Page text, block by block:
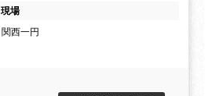
現場
関西一円